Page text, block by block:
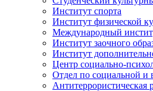
Институт спорта
Институт физической
Международный
Институт заочного
Институт
Центр социально-
Отдел по социальной и
Антитеррористическая